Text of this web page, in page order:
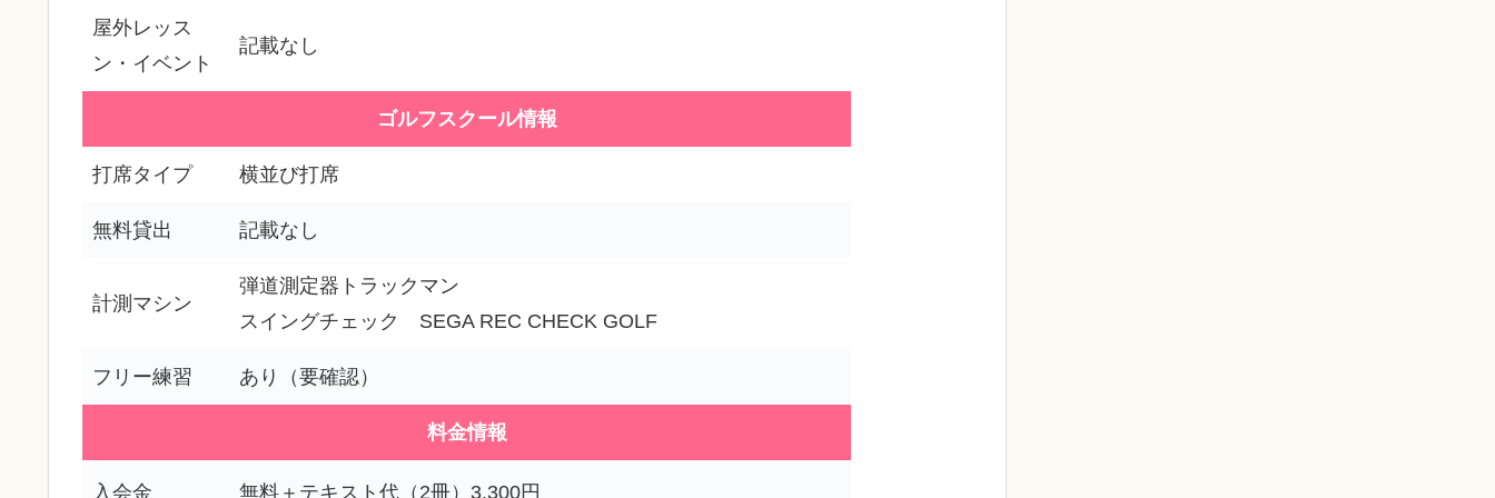
屋外レッス
ン・イベント
記載なし
ゴルフスクール情報
打席タイプ 横並び打席
無料貸出 記載なし
計測マシン
弾道測定器トラックマン
スイングチェック SEGA REC CHECK GOLF
フリー練習 あり（要確認）
料金情報
入会金 無料＋テキスト代（2冊）3,300円